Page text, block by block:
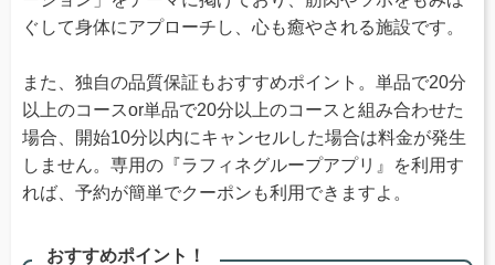
ぐして身体にアプローチし、心も癒やされる施設です。
また、独自の品質保証もおすすめポイント。単品で20分
以上のコースor単品で20分以上のコースと組み合わせた
場合、開始10分以内にキャンセルした場合は料金が発生
しません。専用の『ラフィネグループアプリ』を利用す
れば、予約が簡単でクーポンも利用できますよ。
おすすめポイント！